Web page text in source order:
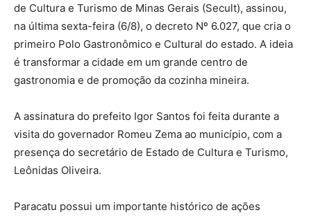
de Cultura e Turismo de Minas Gerais (Secult), assinou,
na última sexta-feira (6/8), o decreto Nº 6.027, que cria o
primeiro Polo Gastronômico e Cultural do estado. A ideia
é transformar a cidade em um grande centro de
gastronomia e de promoção da cozinha mineira.
A assinatura do prefeito Igor Santos foi feita durante a
visita do governador Romeu Zema ao município, com a
presença do secretário de Estado de Cultura e Turismo,
Leônidas Oliveira.
Paracatu possui um importante histórico de ações